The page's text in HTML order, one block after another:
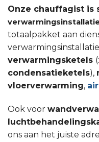
Onze chauffagist is
totaalpakket aan
verwarmingsketels
condensatieketels),
vloerverwarming,
Ook voor
ons aan het juiste